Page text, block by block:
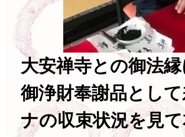
大安禅寺との御法
御浄財奉謝品とし
ナの収束状況を見